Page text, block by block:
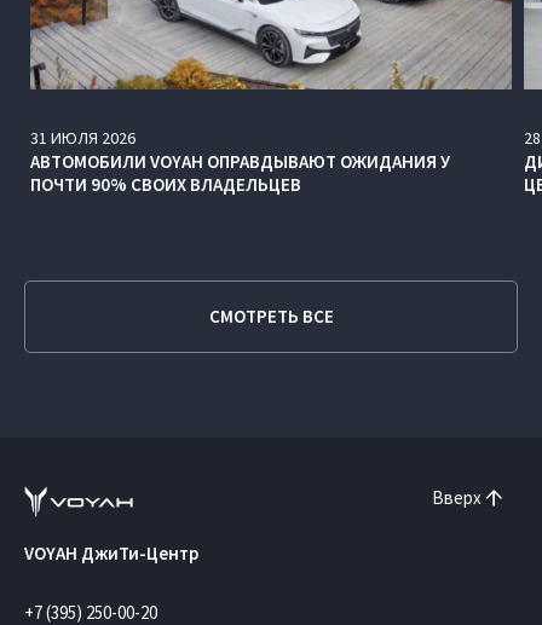
31 ИЮЛЯ 2026
АВТОМОБИЛИ VOYAH ОПРАВДЫВАЮТ ОЖИДАНИЯ У
ПОЧТИ 90% СВОИХ ВЛАДЕЛЬЦЕВ
28
СМОТРЕТЬ ВСЕ
Вверх
VOYAH ДжиТи-Центр
+7 (395) 250-00-20